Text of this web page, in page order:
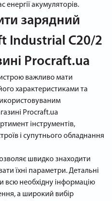
акумуляторів.
зарядний
Industrial C20/2
Procraft.ua
важливо мати
характеристиками та
Procraft.ua
інструментів,
і супутнього обладнання
швидко знаходити
їхні параметри. Детальні
всю необхідну інформацію
а широкий вибір